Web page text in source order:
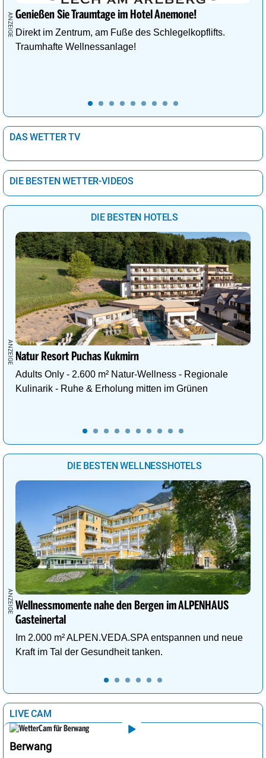
Genießen Sie Traumtage im Hotel Anemone!
Direkt im Zentrum, am Fuße des Schlegelkopflifts.
Traumhafte Wellnessanlage!
DAS WETTER TV
DIE BESTEN WETTER-VIDEOS
DIE BESTEN HOTELS
Natur Resort Puchas Kukmirn
Adults Only - 2.600 m² Natur-Wellness - Regionale
Kulinarik - Ruhe & Erholung mitten im Grünen
DIE BESTEN WELLNESSHOTELS
Wellnessmomente nahe den Bergen im ALPENHAUS
Gasteinertal
Im 2.000 m² ALPEN.VEDA.SPA entspannen und neue
Kraft im Tal der Gesundheit tanken.
LIVE CAM
Berwang